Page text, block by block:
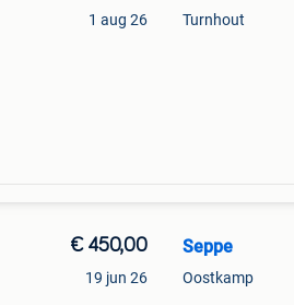
1 aug 26 Turnhout
€ 450,00
19 jun 26
Seppe
Oostkamp